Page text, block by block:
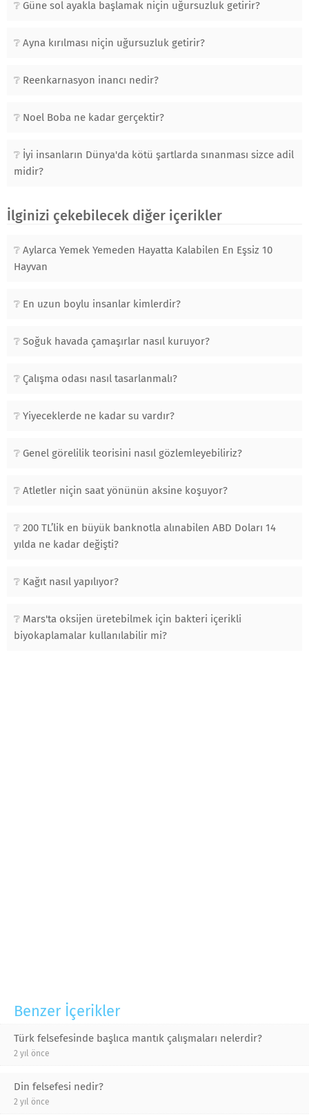
Güne sol ayakla başlamak niçin uğursuzluk getirir?
Ayna kırılması niçin uğursuzluk getirir?
Reenkarnasyon inancı nedir?
Noel Boba ne kadar gerçektir?
İyi insanların Dünya'da kötü şartlarda sınanması sizce adil
midir?
İlginizi çekebilecek diğer içerikler
Aylarca Yemek Yemeden Hayatta Kalabilen En Eşsiz 10
Hayvan
En uzun boylu insanlar kimlerdir?
Soğuk havada çamaşırlar nasıl kuruyor?
Çalışma odası nasıl tasarlanmalı?
Yiyeceklerde ne kadar su vardır?
Genel görelilik teorisini nasıl gözlemleyebiliriz?
Atletler niçin saat yönünün aksine koşuyor?
200 TL’lik en büyük banknotla alınabilen ABD Doları 14
yılda ne kadar değişti?
Kağıt nasıl yapılıyor?
Mars'ta oksijen üretebilmek için bakteri içerikli
biyokaplamalar kullanılabilir mi?
Benzer İçerikler
Türk felsefesinde başlıca mantık çalışmaları nelerdir?
2 yıl önce
Din felsefesi nedir?
2 yıl önce